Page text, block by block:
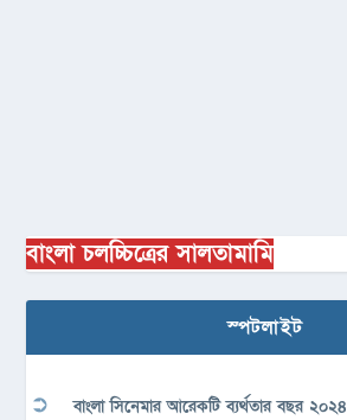
বাংলা চলচ্চিত্রের সালতামামি
স্পটলাইট
বাংলা সিনেমার আরেকটি ব্যর্থতার বছর ২০২৪